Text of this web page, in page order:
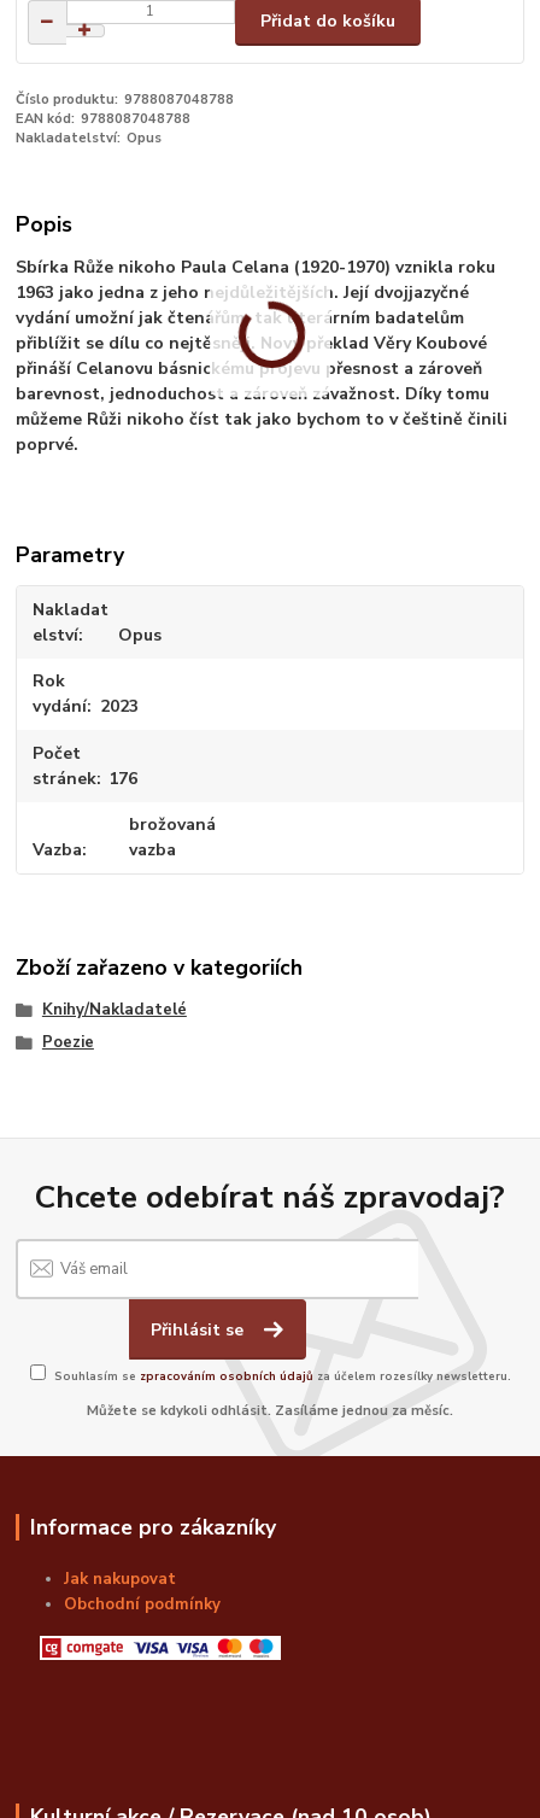
Přidat do košíku
Číslo produktu: 9788087048788
EAN kód: 9788087048788
Nakladatelství: Opus
Popis
Sbírka Růže nikoho Paula Celana (1920-1970) vznikla roku
1963 jako jedna z jeho nejdůležitějších. Její dvojjazyčné
vydání umožní jak čtenářům, tak literárním badatelům
přiblížit se dílu co nejtěsněji. Nový překlad Věry Koubové
přináší Celanovu básnickému projevu přesnost a zároveň
barevnost, jednoduchost a zároveň závažnost. Díky tomu
můžeme Růži nikoho číst tak jako bychom to v češtině činili
poprvé.
Parametry
Nakladat
elství
Opus
Rok
vydání
2023
Počet
stránek
176
Vazba
brožovaná
vazba
Zboží zařazeno v kategoriích
Knihy/Nakladatelé
Poezie
Chcete odebírat náš zpravodaj?
Přihlásit se
Souhlasím se zpracováním osobních údajů za účelem rozesílky newsletteru.
Můžete se kdykoli odhlásit. Zasíláme jednou za měsíc.
Informace pro zákazníky
Jak nakupovat
Obchodní podmínky